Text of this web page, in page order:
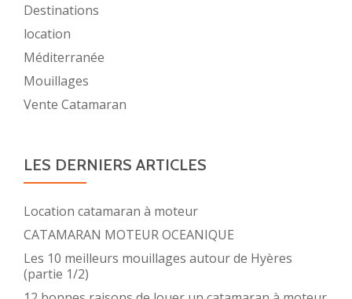
Destinations
location
Méditerranée
Mouillages
Vente Catamaran
LES DERNIERS ARTICLES
Location catamaran à moteur
CATAMARAN MOTEUR OCEANIQUE
Les 10 meilleurs mouillages autour de Hyères
(partie 1/2)